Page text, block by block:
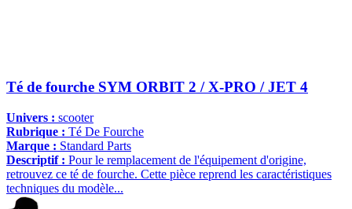
Té de fourche SYM ORBIT 2 / X-PRO / JET 4
Univers : scooter
Rubrique : Té De Fourche
Marque : Standard Parts
Descriptif : Pour le remplacement de l'équipement d'origine,
retrouvez ce té de fourche. Cette pièce reprend les caractéristiques
techniques du modèle...